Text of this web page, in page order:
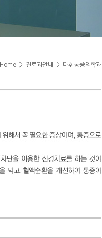
Home > 진료과안내 > 마취통증의학과